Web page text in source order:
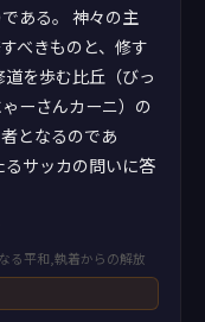
ある。 神々の主
べきものと、修す
を歩む比丘（びっ
ーさんカーニ）の
となるのであ
サッカの問いに答
る平和,執着からの解放